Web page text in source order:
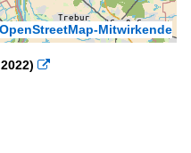
Mitwirkende
